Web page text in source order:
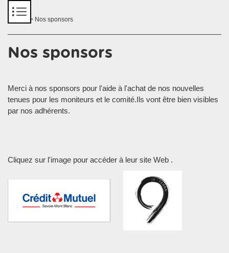
> Nos sponsors
Nos sponsors
Merci à nos sponsors pour l'aide à l'achat de nos nouvelles
tenues pour les moniteurs et le comité.Ils vont être bien visibles
par nos adhérents.
Cliquez sur l'image pour accéder à leur site Web .